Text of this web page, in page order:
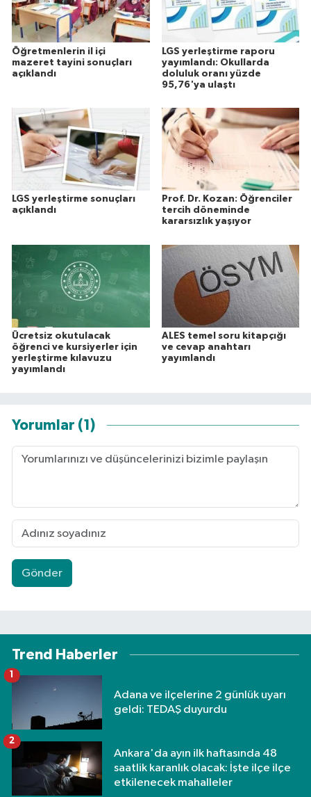
Öğretmenlerin il içi
mazeret tayini sonuçları
açıklandı
LGS yerleştirme raporu
yayımlandı: Okullarda
doluluk oranı yüzde
95,76'ya ulaştı
LGS yerleştirme sonuçları
açıklandı
Prof. Dr. Kozan: Öğrenciler
tercih döneminde
kararsızlık yaşıyor
Ücretsiz okutulacak
öğrenci ve kursiyerler için
yerleştirme kılavuzu
yayımlandı
ALES temel soru kitapçığı
ve cevap anahtarı
yayımlandı
Yorumlar (1)
Gönder
Trend Haberler
Adana ve ilçelerine 2 günlük uyarı
geldi: TEDAŞ duyurdu
1
Ankara'da ayın ilk haftasında 48
saatlik karanlık olacak: İşte ilçe ilçe
etkilenecek mahalleler
2